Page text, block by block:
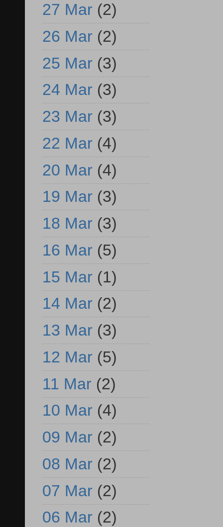
27 Mar (2)
26 Mar (2)
25 Mar (3)
24 Mar (3)
23 Mar (3)
22 Mar (4)
20 Mar (4)
19 Mar (3)
18 Mar (3)
16 Mar (5)
15 Mar (1)
14 Mar (2)
13 Mar (3)
12 Mar (5)
11 Mar (2)
10 Mar (4)
09 Mar (2)
08 Mar (2)
07 Mar (2)
06 Mar (2)